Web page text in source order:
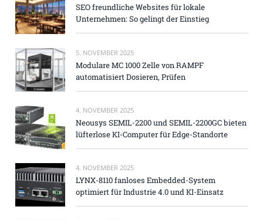
SEO freundliche Websites für lokale
Unternehmen: So gelingt der Einstieg
5. NOVEMBER 2025
Modulare MC 1000 Zelle von RAMPF
automatisiert Dosieren, Prüfen
4. NOVEMBER 2025
Neousys SEMIL-2200 und SEMIL-2200GC bieten
lüfterlose KI-Computer für Edge-Standorte
4. NOVEMBER 2025
LYNX-8110 fanloses Embedded-System
optimiert für Industrie 4.0 und KI-Einsatz